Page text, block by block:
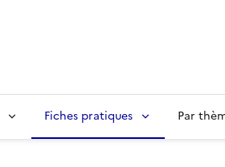
Fiches pratiques Par